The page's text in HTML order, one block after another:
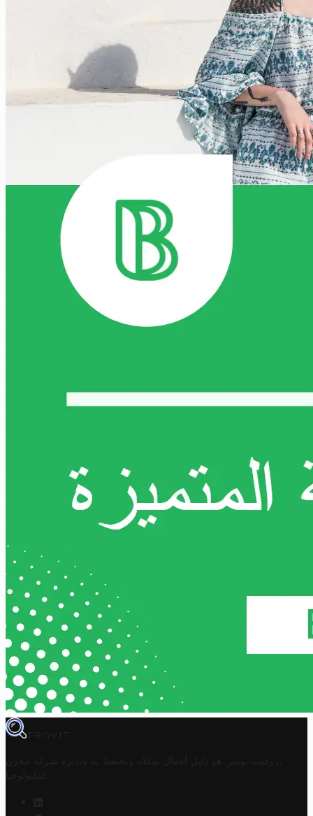
TROVIT
تروفيت تونس هو دليل أعمال تملكه وتحتفظ به وتديره
شركة مخزن
التكنولوجيا